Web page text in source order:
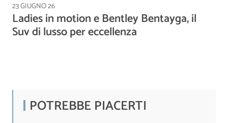
23 GIUGNO 26
Ladies in motion e Bentley Bentayga, il
Suv di lusso per eccellenza
POTREBBE PIACERTI